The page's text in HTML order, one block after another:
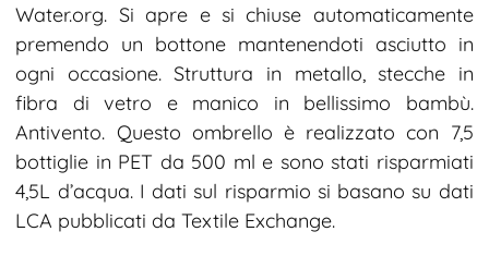
Water.org. Si apre e si chiuse automaticamente
premendo un bottone mantenendoti asciutto in
ogni occasione. Struttura in metallo, stecche in
fibra di vetro e manico in bellissimo bambù.
Antivento. Questo ombrello è realizzato con 7,5
bottiglie in PET da 500 ml e sono stati risparmiati
4,5L d’acqua. I dati sul risparmio si basano su dati
LCA pubblicati da Textile Exchange.